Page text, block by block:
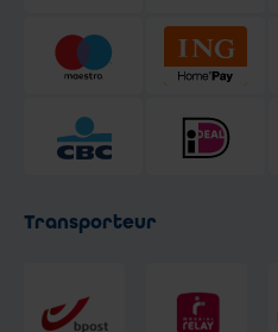
Transporteur